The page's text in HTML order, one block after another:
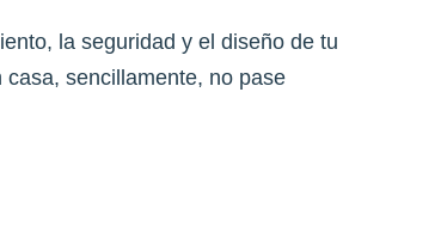
la seguridad y el diseño de tu
sencillamente, no pase